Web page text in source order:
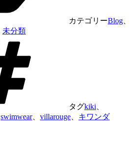
カテゴリーBlog
未分類
タグkiki
swimwear、 villarouge キワンダ